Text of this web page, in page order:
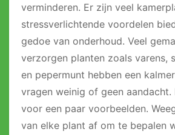
verminderen. Er zijn veel
stressverlichtende voordelen
gedoe van onderhoud. Veel
verzorgen planten zoals varens,
en pepermunt hebben een
vragen weinig of geen aandacht.
voor een paar voorbeelden.
van elke plant af om te bepalen